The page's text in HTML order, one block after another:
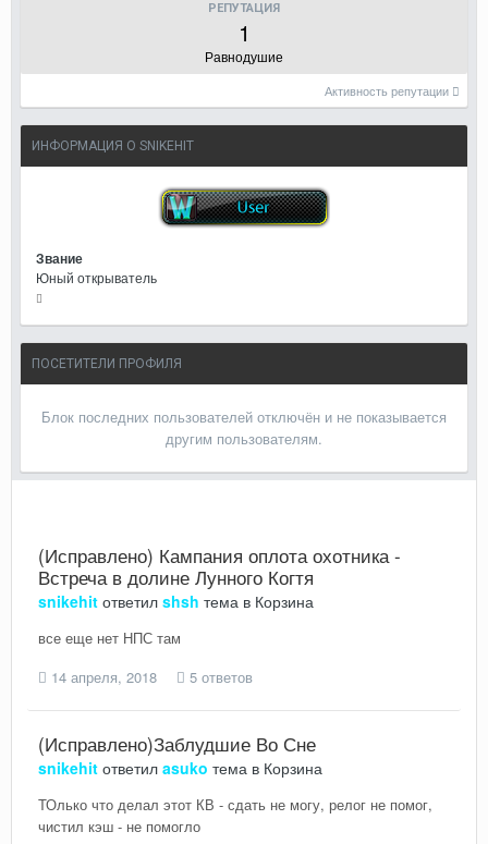
РЕПУТАЦИЯ
1
Равнодушие
Активность репутации
ИНФОРМАЦИЯ О SNIKEHIT
Звание
Юный открыватель
ПОСЕТИТЕЛИ ПРОФИЛЯ
Блок последних пользователей отключён и не показывается
другим пользователям.
(Исправлено) Кампания оплота охотника -
Встреча в долине Лунного Когтя
snikehit ответил shsh тема в Корзина
все еще нет НПС там
14 апреля, 2018
5 ответов
(Исправлено)Заблудшие Во Сне
snikehit ответил asuko тема в Корзина
ТОлько что делал этот КВ - сдать не могу, релог не помог,
чистил кэш - не помогло